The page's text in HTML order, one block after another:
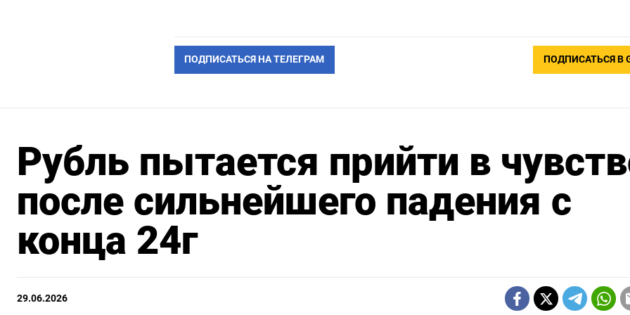
ПОДПИСАТЬСЯ НА ТЕЛЕГРАМ ПОДПИСАТЬСЯ В
Рубль пытается прийти в
после сильнейшего падения с
конца 24г
29.06.2026